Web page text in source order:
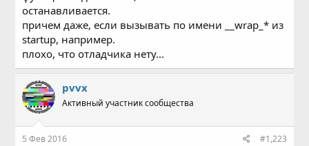
останавливается.
причем даже, если вызывать по имени __wrap_* из
startup, например.
плохо, что отладчика нету...
pvvx
Активный участник сообщества
5 Фев 2016 #1,223